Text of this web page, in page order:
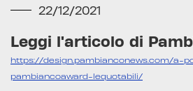
22/12/2021
Leggi l'articolo di
https://design.pambianconews.com/a-
pambiancoaward-lequotabili/